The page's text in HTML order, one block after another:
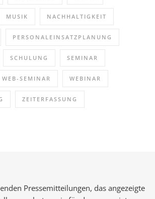
MUSIK NACHHALTIGKEIT
PERSONALEINSATZPLANUNG
SCHULUNG SEMINAR
WEB-SEMINAR WEBINAR
ZEITERFASSUNG
Pressemitteilungen, das angezeigte